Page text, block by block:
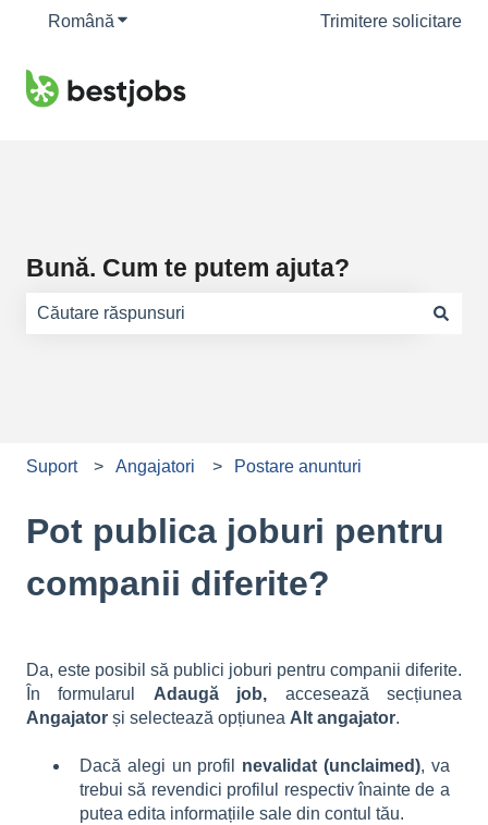
Română Afișare submeniu pentru traduceriTrimitere solicitare
Bună. Cum te putem ajuta?
Suport Angajatori Postare anunturi
Pot publica joburi pentru
companii diferite?
Da, este posibil să publici joburi pentru companii diferite.
În formularul Adaugă job, accesează secțiunea
Angajator și selectează opțiunea Alt angajator.
Dacă alegi un profil nevalidat (unclaimed), va
trebui să revendici profilul respectiv înainte de a
putea edita informațiile sale din contul tău.